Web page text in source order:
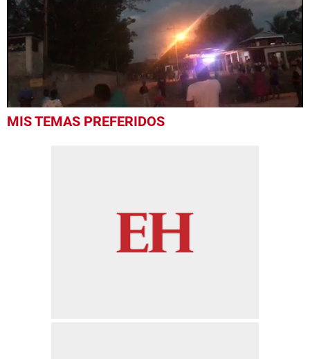
seconds
MIS TEMAS PREFERIDOS